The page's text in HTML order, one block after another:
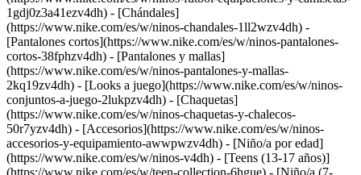
1gdj0z3a41ezv4dh) - [Chándales]
(https://www.nike.com/es/w/ninos-chandales-1ll2wzv4dh) -
[Pantalones cortos](https://www.nike.com/es/w/ninos-pantalones-
cortos-38fphzv4dh) - [Pantalones y mallas]
(https://www.nike.com/es/w/ninos-pantalones-y-mallas-
2kq19zv4dh) - [Looks a juego](https://www.nike.com/es/w/ninos-
conjuntos-a-juego-2lukpzv4dh) - [Chaquetas]
(https://www.nike.com/es/w/ninos-chaquetas-y-chalecos-
50r7yzv4dh) - [Accesorios](https://www.nike.com/es/w/ninos-
accesorios-y-equipamiento-awwpwzv4dh) - [Niño/a por edad]
(https://www.nike.com/es/w/ninos-v4dh) - [Teens (13-17 años)]
(https://www.nike.com/es/w/teen-collection-6hgue) - [Niño/a (7-